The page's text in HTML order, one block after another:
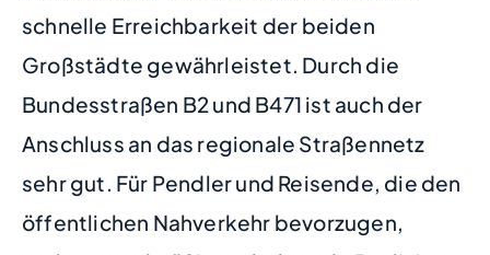
schnelle Erreichbarkeit der beiden
Großstädte gewährleistet. Durch die
Bundesstraßen B2 und B471 ist auch der
Anschluss an das regionale Straßennetz
sehr gut. Für Pendler und Reisende, die den
öffentlichen Nahverkehr bevorzugen,